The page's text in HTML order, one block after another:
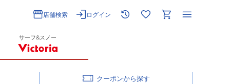
店舗検索 ログイン
サーフ&スノー
クーポン